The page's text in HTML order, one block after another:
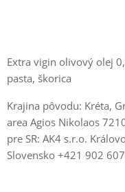
Extra vigin olivový olej
pasta, škorica
Krajina pôvodu: Kréta,
area Agios Nikolaos
pre SR: AK4 s.r.o.
Slovensko +421 902